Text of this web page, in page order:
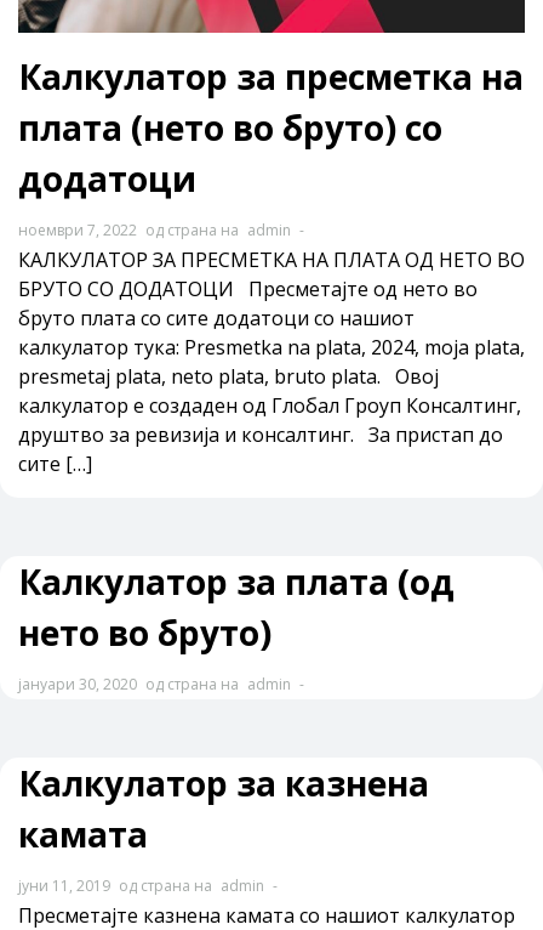
Калкулатор за пресметка на
плата (нето во бруто) со
додатоци
ноември 7, 2022 од страна на admin -
КАЛКУЛАТОР ЗА ПРЕСМЕТКА НА ПЛАТА ОД НЕТО ВО
БРУТО СО ДОДАТОЦИ Пресметајте од нето во
бруто плата со сите додатоци со нашиот
калкулатор тука: Presmetka na plata, 2024, moja plata,
presmetaj plata, neto plata, bruto plata. Овој
калкулатор е создаден од Глобал Гроуп Консалтинг,
друштво за ревизија и консалтинг. За пристап до
сите […]
Калкулатор за плата (од
нето во бруто)
јануари 30, 2020 од страна на admin -
Калкулатор за казнена
камата
јуни 11, 2019 од страна на admin -
Пресметајте казнена камата со нашиот калкулатор